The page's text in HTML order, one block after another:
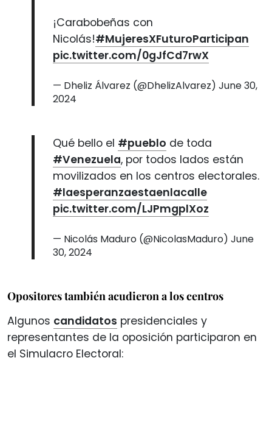
¡Carabobeñas con
Nicolás!#MujeresXFuturoParticipan
pic.twitter.com/0gJfCd7rwX
— Dheliz Álvarez (@DhelizAlvarez) June 30,
2024
Qué bello el #pueblo de toda
#Venezuela, por todos lados están
movilizados en los centros electorales.
#laesperanzaestaenlacalle
pic.twitter.com/LJPmgplXoz
— Nicolás Maduro (@NicolasMaduro) June
30, 2024
Opositores también acudieron a los centros
Algunos candidatos presidenciales y
representantes de la oposición participaron en
el Simulacro Electoral: